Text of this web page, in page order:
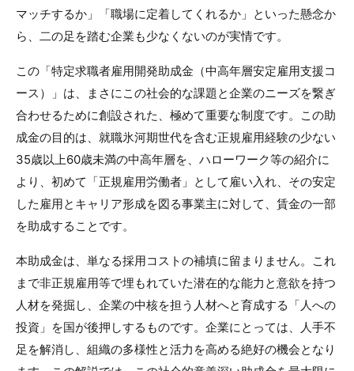
マッチするか」「職場に定着してくれるか」といった懸念か
ら、二の足を踏む企業も少なくないのが実情です。
この「特定求職者雇用開発助成金（中高年層安定雇用支援コ
ース）」は、まさにこの社会的な課題と企業のニーズを繋ぎ
合わせるために創設された、極めて重要な制度です。この助
成金の目的は、就職氷河期世代を含む正規雇用経験の少ない
35歳以上60歳未満の中高年層を、ハローワーク等の紹介に
より、初めて「正規雇用労働者」として雇い入れ、その安定
した雇用とキャリア形成を図る事業主に対して、賃金の一部
を助成することです。
本助成金は、単なる採用コストの補填に留まりません。これ
まで非正規雇用等で埋もれていた潜在的な能力と意欲を持つ
人材を発掘し、企業の中核を担う人材へと育成する「人への
投資」を国が後押しするものです。企業にとっては、人手不
足を解消し、組織の多様性と活力を高める絶好の機会となり